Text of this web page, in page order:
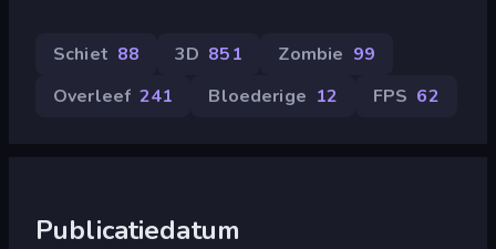
Schiet 88 3D 851 Zombie 99
Overleef 241 Bloederige 12 FPS 62
Publicatiedatum